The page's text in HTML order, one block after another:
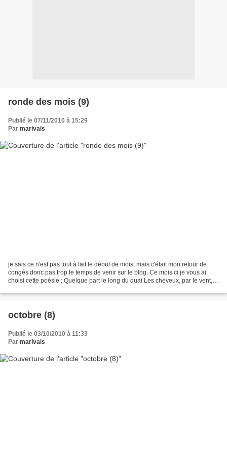
ronde des mois (9)
Publié le 07/11/2010 à 15:29
Par marivais
je sais ce n'est pas tout à fait le début de mois, mais c'était mon retour de
congés donc pas trop le temps de venir sur le blog. Ce mois ci je vous ai
choisi cette poésie ; Quelque part le long du quai Les cheveux, par le vent,
octobre (8)
Publié le 03/10/2010 à 11:33
Par marivais